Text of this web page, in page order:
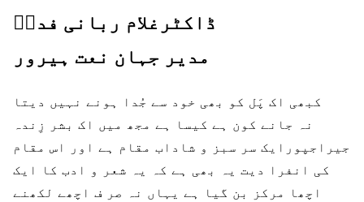
ڈاکٹرغلام ربانی فداؔ
مدیر جہان نعت ہیرور
کبھی اک پَل کو بھی خود سے جُدا ہونے نہیں دیتا
نہ جانے کون ہے کیسا ہے مجھ میں اک بشر زِندہ
جیراجپورایک سر سبز و شاداب مقام ہے اور اس مقام
کی انفرا دیت یہ بھی ہے کہ یہ شعر و ادب کا ایک
اچھا مرکز بن گیا ہے یہاں نہ صر ف اچھے لکھنے